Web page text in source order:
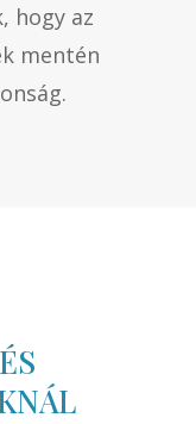
hogy az
mentén